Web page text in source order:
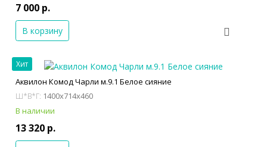
7 000 р.
В корзину
Хит
Аквилон Комод Чарли м.9.1 Белое сияние
Ш*В*Г: 1400x714x460
В наличии
13 320 р.